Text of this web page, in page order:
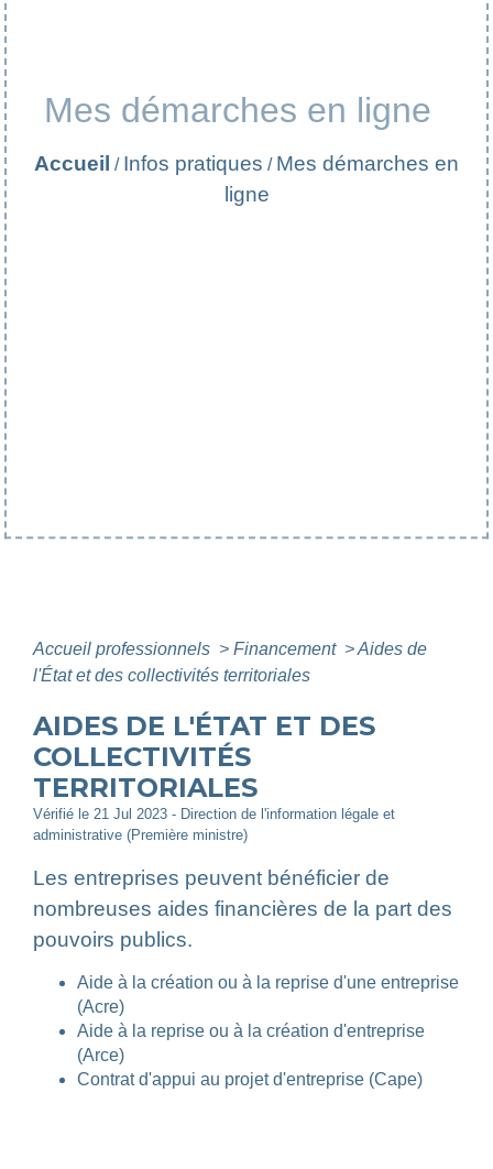
Mes démarches en ligne
Accueil / Infos pratiques / Mes démarches en
ligne
Accueil professionnels > Financement >Aides de
l'État et des collectivités territoriales
AIDES DE L'ÉTAT ET DES
COLLECTIVITÉS
TERRITORIALES
Vérifié le 21 Jul 2023 - Direction de l'information légale et
administrative (Première ministre)
Les entreprises peuvent bénéficier de
nombreuses aides financières de la part des
pouvoirs publics.
Aide à la création ou à la reprise d'une entreprise
(Acre)
Aide à la reprise ou à la création d'entreprise
(Arce)
Contrat d'appui au projet d'entreprise (Cape)